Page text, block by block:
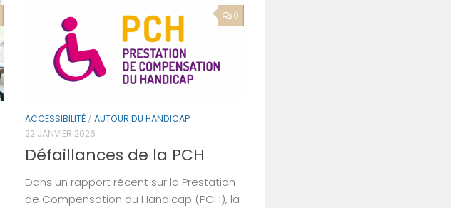
0
ACCESSIBILITÉ / AUTOUR DU HANDICAP
22 JANVIER 2026
Défaillances de la PCH
Dans un rapport récent sur la Prestation
de Compensation du Handicap (PCH), la